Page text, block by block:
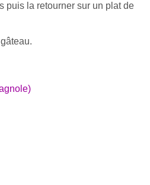
puis la retourner sur un plat de